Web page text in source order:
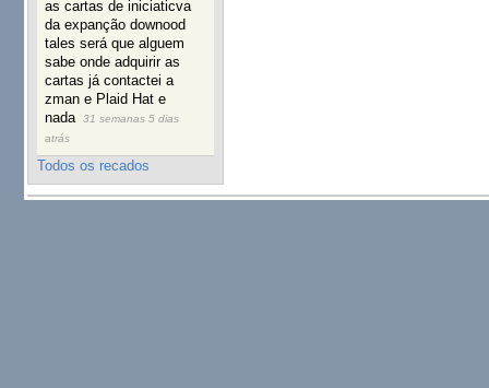
as cartas de iniciaticva
da expanção downood
tales será que alguem
sabe onde adquirir as
cartas já contactei a
zman e Plaid Hat e
nada
31 semanas 5 dias
atrás
Todos os recados